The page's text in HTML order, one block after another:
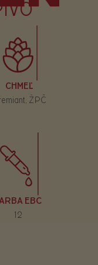
CHMEĽ
ŽPČ
EBC
12